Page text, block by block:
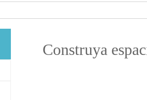
Construya